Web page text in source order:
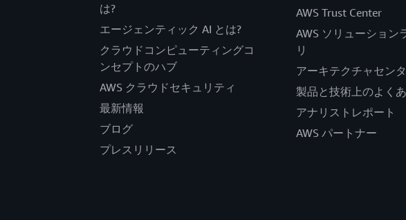
は?
エージェンティック AI とは?
クラウドコンピューティングコ
ンセプトのハブ
AWS クラウドセキュリティ
最新情報
ブログ
プレスリリース
AWS Trust Center
AWS ソリューション
リ
アーキテクチャセン
製品と技術上のよく
アナリストレポート
AWS パートナー